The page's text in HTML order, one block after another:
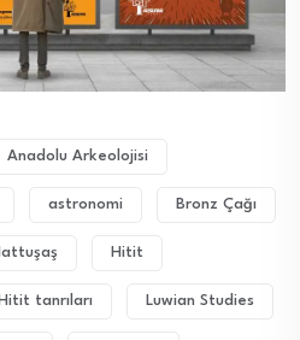
Anadolu Arkeolojisi
astronomi Bronz Çağı
Hitit
Hitit tanrıları Luwian Studies